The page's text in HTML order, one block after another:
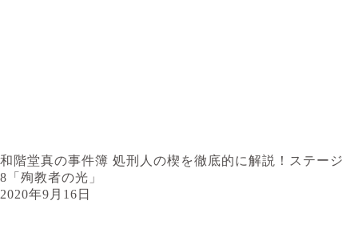
和階堂真の事件簿 処刑人の楔を徹底的に解説！ステージ
8「殉教者の光」
2020年9月16日